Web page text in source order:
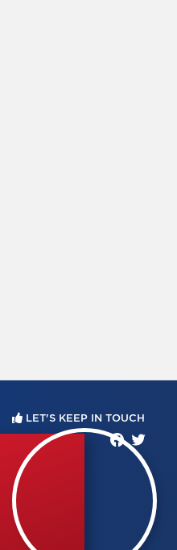
LET'S KEEP IN TOUCH